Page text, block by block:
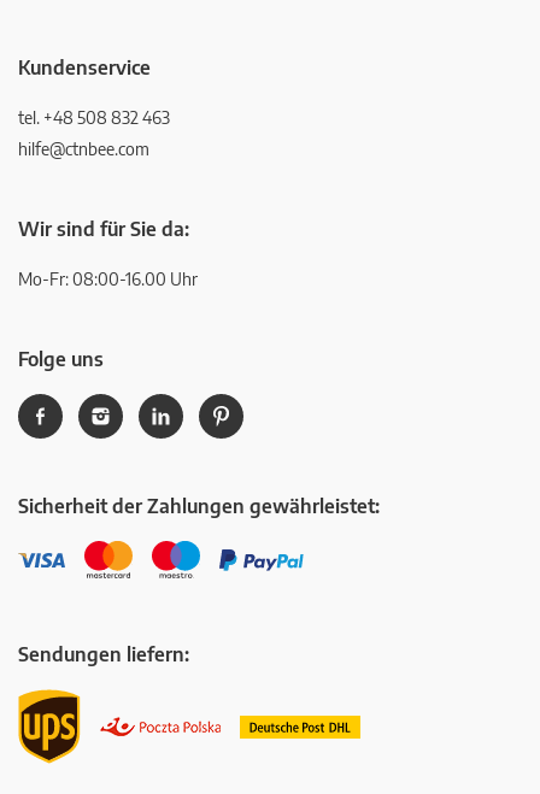
Kundenservice
tel. +48 508 832 463
hilfe@ctnbee.com
Wir sind für Sie da:
Mo-Fr: 08:00-16.00 Uhr
Folge uns
Sicherheit der Zahlungen gewährleistet:
Sendungen liefern: